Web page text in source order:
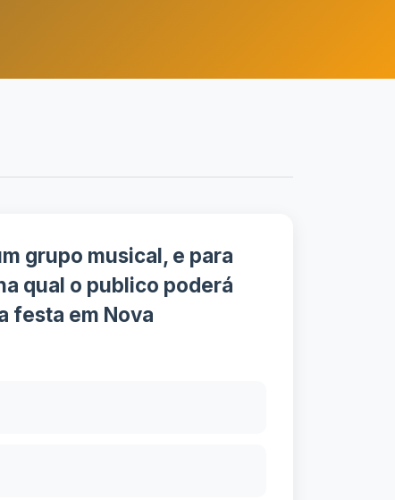
grupo musical, e para
qual o publico poderá
festa em Nova